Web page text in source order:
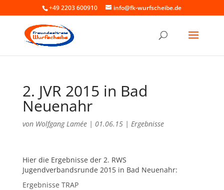
+49 2203 600910 info@fk-wurfscheibe.de
2. JVR 2015 in Bad
Neuenahr
von Wolfgang Lamée| 01.06.15| Ergebnisse
Hier die Ergebnisse der 2. RWS
Jugendverbandsrunde 2015 in Bad Neuenahr:
Ergebnisse TRAP